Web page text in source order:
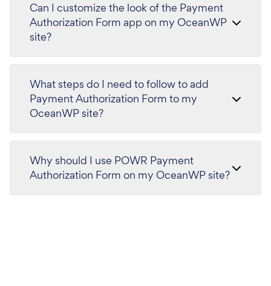
Can I customize the look of the Payment
Authorization Form app on my OceanWP
site?
What steps do I need to follow to add
Payment Authorization Form to my
OceanWP site?
Why should I use POWR Payment
Authorization Form on my OceanWP site?